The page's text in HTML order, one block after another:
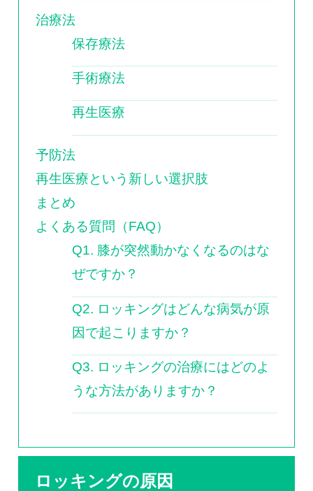
治療法
保存療法
手術療法
再生医療
予防法
再生医療という新しい選択肢
まとめ
よくある質問（FAQ）
Q1. 膝が突然動かなくなるのはな
ぜですか？
Q2. ロッキングはどんな病気が原
因で起こりますか？
Q3. ロッキングの治療にはどのよ
うな方法がありますか？
ロッキングの原因